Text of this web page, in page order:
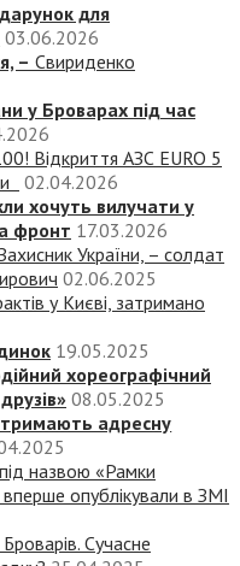
для
03.06.2026
– Свириденко
у Броварах під час
Відкриття АЗС EURO 5
02.04.2026
хочуть вилучати у
фронт 17.03.2026
України, – солдат
02.06.2025
у Києві, затримано
19.05.2025
хореографічний
08.05.2025
адресну
назвою «‎Рамки
вперше опублікували в ЗМІ
Сучасне